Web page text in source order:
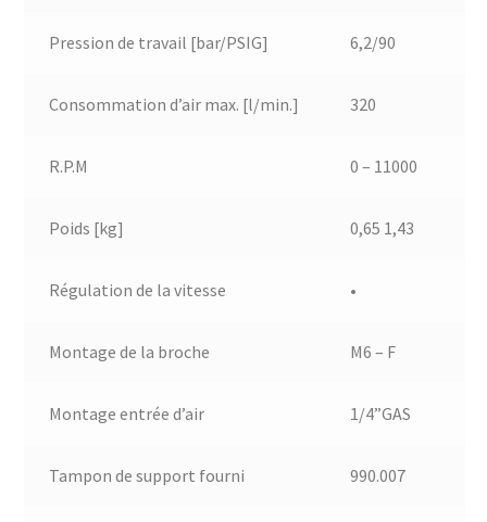
Pression de travail [bar/PSIG] 6,2/90
Consommation d’air max. [l/min.] 320
R.P.M 0 – 11000
Poids [kg] 0,65 1,43
Régulation de la vitesse •
Montage de la broche M6 – F
Montage entrée d’air 1/4”GAS
Tampon de support fourni 990.007